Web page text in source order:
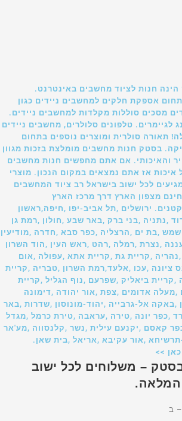
חנות לציוד מחשבים באינטרנט.
אספקת חלקים למחשבים ניידים כגון
מסכים סוללות מקלדות למחשבים ניידים.
לגיימרים. טלפונים סלולרים, מחשבים ניידים
תאורה סולרית ומוצרים נוספים בתחום
בסטק חנות מחשבים מומלצת בזכות מגוון
והאיכותי. אם אתם מחפשים חנות מחשבים
איכות אז אתם נמצאים במקום הנכון. מוצרי
לכל ישוב בישראל רב ציוד המחשבים
מצפון הארץ דרך מרכז הארץ
ירושלים ,תל אביב-יפו ,חיפה,ראשון
,נתניה ,בני ברק ,באר שבע ,חולון ,רמת גן
שמש ,בת ים ,הרצליה ,כפר סבא ,חדרה ,מודיעין
,נצרת ,רמלה ,רהט ,ראש העין ,הוד השרון
,קריית גת ,קריית אתא ,עפולה ,אום
ציונה ,עכו ,אלעד,רמת השרון ,טבריה ,קריית
,קריית ביאליק ,שפרעם ,נוף הגליל ,קריית
,מעלה אדומים ,צפת ,אור יהודה ,דימונה
,באקה אל-גרבייה ,יהוד-מונוסון ,שדרות ,באר
,כפר יונה ,טירה ,עראבה ,טירת כרמל ,מגדל
קאסם ,יקנעם עילית ,נשר ,קלנסווה ,מע'אר
,אור עקיבא ,אריאל ,בית שאן.
>>
– משלוחים לכל ישוב
ב